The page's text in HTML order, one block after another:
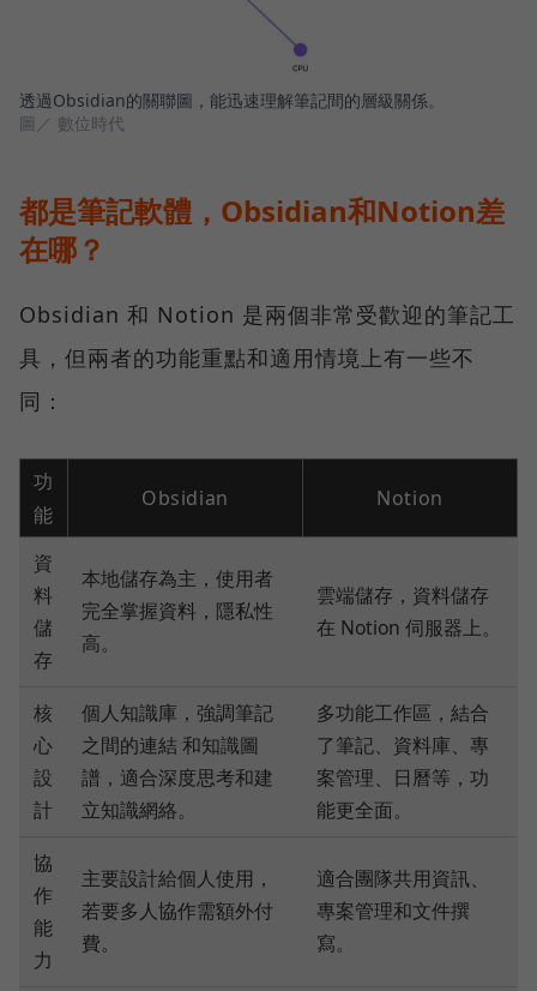
透過Obsidian的關聯圖，能迅速理解筆記間的層級關係。
圖／ 數位時代
都是筆記軟體，Obsidian和Notion差
在哪？
Obsidian 和 Notion 是兩個非常受歡迎的筆記工
具，但兩者的功能重點和適用情境上有一些不
同：
功
能
Obsidian Notion
資
料
儲
存
本地儲存為主，使用者
完全掌握資料，隱私性
高。
雲端儲存，資料儲存
在 Notion 伺服器上。
核
心
設
計
個人知識庫，強調筆記
之間的連結 和知識圖
譜，適合深度思考和建
立知識網絡。
多功能工作區，結合
了筆記、資料庫、專
案管理、日曆等，功
能更全面。
協
作
能
力
主要設計給個人使用，
若要多人協作需額外付
費。
適合團隊共用資訊、
專案管理和文件撰
寫。